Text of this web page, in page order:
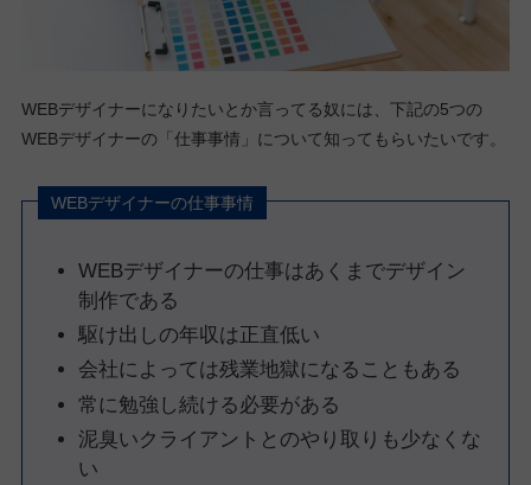
WEBデザイナーになりたいとか言ってる奴には、下記の5つの
WEBデザイナーの「仕事事情」について知ってもらいたいです。
WEBデザイナーの仕事事情
WEBデザイナーの仕事はあくまでデザイン
制作である
駆け出しの年収は正直低い
会社によっては残業地獄になることもある
常に勉強し続ける必要がある
泥臭いクライアントとのやり取りも少なくな
い